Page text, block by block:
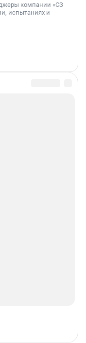
компании «СЗ
испытаниях и